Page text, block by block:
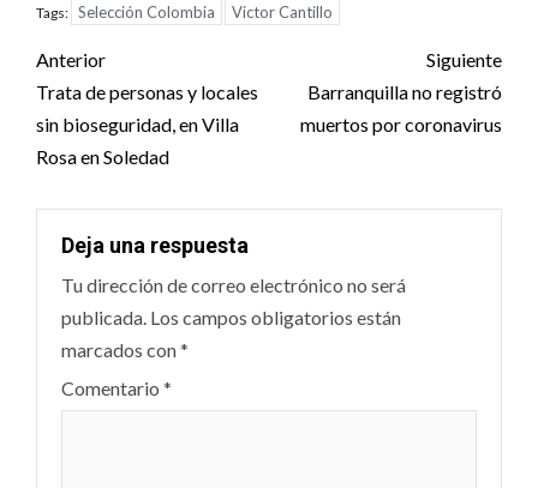
Tags: Selección Colombia Victor Cantillo
Post
navigation
Anterior
Trata de personas y locales
sin bioseguridad, en Villa
Rosa en Soledad
Siguiente
Barranquilla no registró
muertos por coronavirus
Deja una respuesta
Tu dirección de correo electrónico no será
publicada. Los campos obligatorios están
marcados con*
Comentario *